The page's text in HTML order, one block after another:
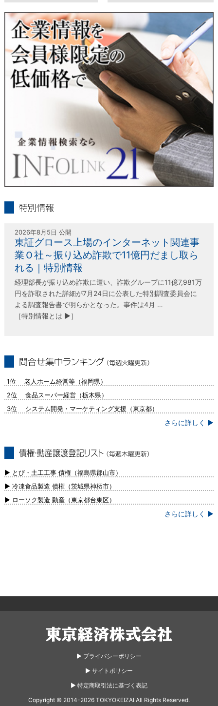
当社は、本人が自己の個人情報について、通知・開示・訂正・
追加・削除・利用停止・提供停止の希望がございましたら、本
人または代理人の請求応じて、個人データの通知・開示・訂
正・追加・削除・利用停止・提供停止の請求に応じます。
受付方法は、本人確認資料（運転免許証、パスポート何れかの
コピー）、「個人情報取扱申請書」「委任状」（代理人による
申請の場合のみ必要となります）を当社宛にお送り下さい。
＜個人情報保護に関するお問合せ・相談窓口＞
〒802-0004 北九州市小倉北区鍛冶町2丁目5-11（第一東経ビ
フリーダイヤル 0120-55-9986
受付時間 平日9：00～17：00
東経会社要覧web版 X
2026年8月5日 公開
東証グロース上場のインターネット関連事
業Ｏ社～振り込め詐欺で11億円だまし取ら
れる｜特別情報
経理部長が振り込め詐欺に遭い、詐欺グループに11億7,981万
円を詐取された詳細が7月24日に公表した特別調査委員会に
よる調査報告書で明らかとなった。事件は4月 …
［特別情報とは ▶］
1位 老人ホーム経営等（福岡県）
2位 食品スーパー経営（栃木県）
3位 システム開発・マーケティング支援（東京都）
さらに詳しく ▶
新）
▶ とび・土工工事 債権（福島県郡山市）
▶ 冷凍食品製造 債権（茨城県神栖市）
▶ ローソク製造 動産（東京都台東区）
さらに詳しく ▶
▶︎ プライバシーポリシー
▶︎ サイトポリシー
▶︎ 特定商取引法に基づく表記
Copyright © 2014-2026 TOKYOKEIZAI All Rights Reserved.